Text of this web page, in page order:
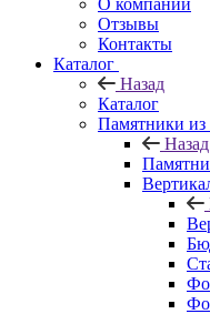
О компании
Отзывы
Контакты
Каталог
Назад
Каталог
Памятники из
Назад